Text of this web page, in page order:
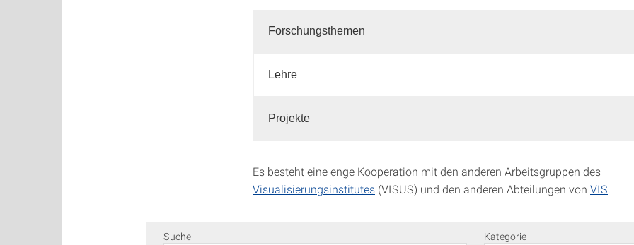
Forschungsthemen
Lehre
Projekte
Es besteht eine enge Kooperation mit den anderen Arbeitsgruppen des
Visualisierungsinstitutes (VISUS) und den anderen Abteilungen von VIS
Suche Kategorie